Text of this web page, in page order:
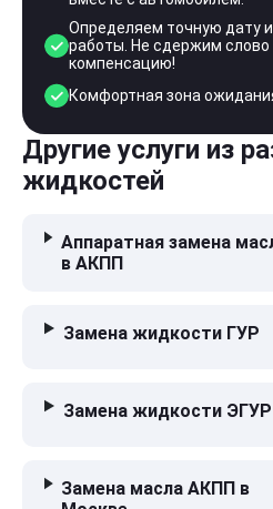
Определяем точную дату
работы. Не сдержим
компенсацию!
Комфортная зона
Другие услуги из
жидкостей
Аппаратная замена
в АКПП
Замена жидкости ГУР
Замена жидкости ЭГУР
Замена масла АКПП в